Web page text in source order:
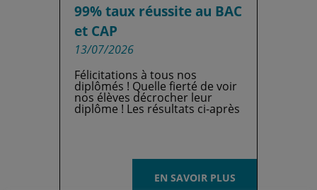
99% taux réussite au BAC
et CAP
13/07/2026
Félicitations à tous nos
diplômés ! Quelle fierté de voir
nos élèves décrocher leur
diplôme ! Les résultats ci-après
EN SAVOIR PLUS